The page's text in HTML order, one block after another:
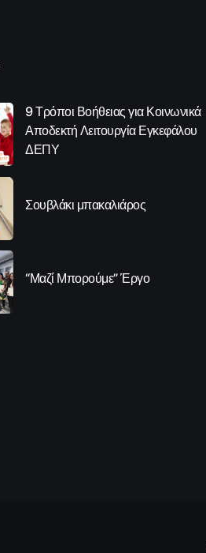
9 Τρόποι Βοήθειας για Κοινωνικά
Αποδεκτή Λειτουργία Εγκεφάλου
ΔΕΠΥ
Σουβλάκι μπακαλιάρος
“Μαζί Μπορούμε” Έργο